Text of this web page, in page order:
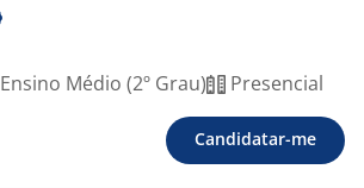
Ensino Médio (2º Grau) Presencial
Candidatar-me